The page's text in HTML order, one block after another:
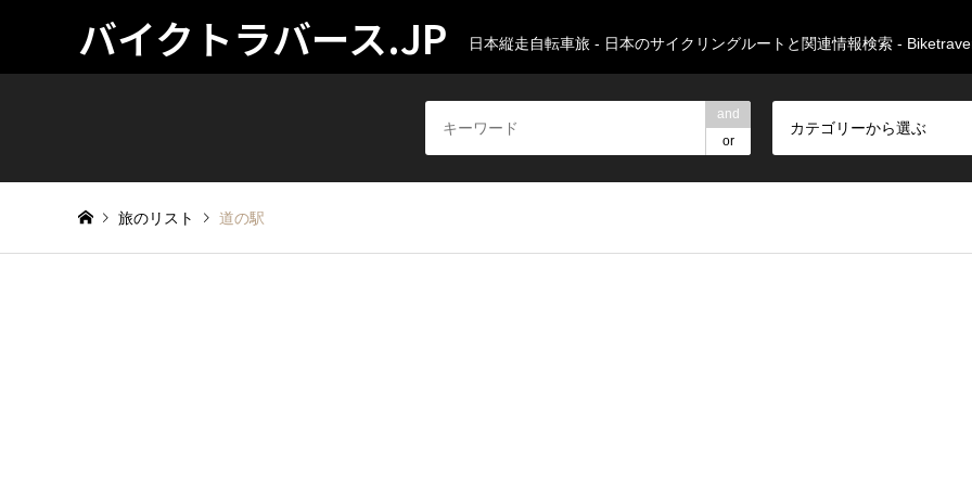
バイクトラバース.JP 日本縦走自転車旅 - 日本のサイクリングルートと関連情報検索 -
and
or
カテゴリーから選ぶ
旅のリスト 道の駅